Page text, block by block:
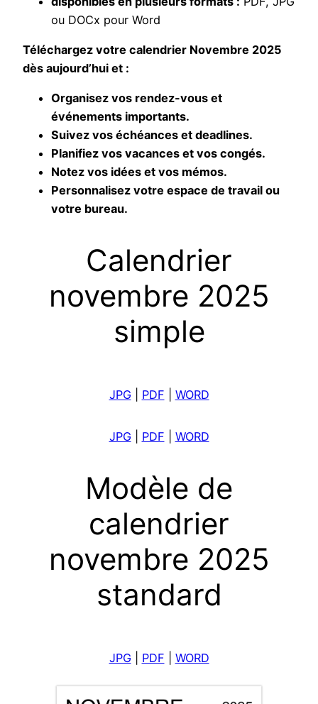
ou DOCx pour Word
Téléchargez votre calendrier Novembre 2025
dès aujourd’hui et :
Organisez vos rendez-vous et
événements importants.
Suivez vos échéances et deadlines.
Planifiez vos vacances et vos congés.
Notez vos idées et vos mémos.
Personnalisez votre espace de travail ou
votre bureau.
Сalendrier
novembre 2025
simple
JPG PDF WORD
JPG PDF WORD
Modèle de
calendrier
novembre 2025
standard
JPG PDF WORD